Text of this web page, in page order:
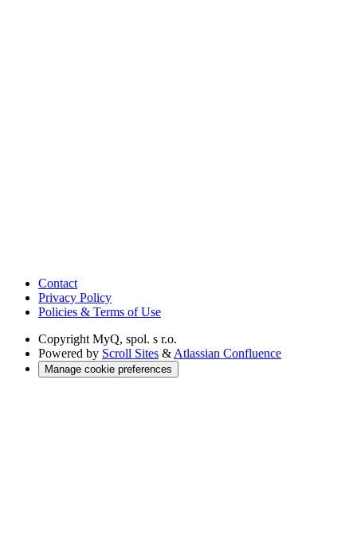
Contact
Privacy Policy
Policies & Terms of Use
Copyright MyQ, spol. s r.o.
Powered by Scroll Sites & Atlassian Confluence
Manage cookie preferences